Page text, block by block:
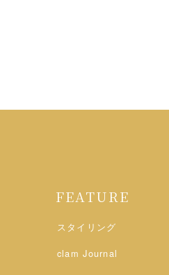
FEATURE
スタイリング
clam Journal